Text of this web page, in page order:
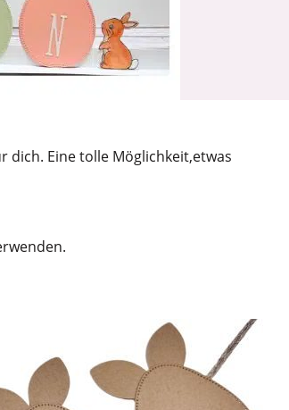
dich. Eine tolle Möglichkeit,etwas